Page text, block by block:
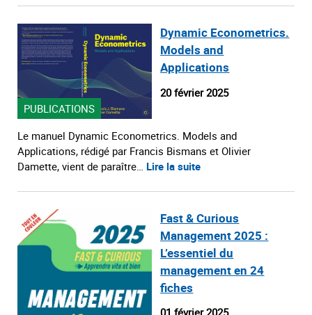
PUBLICATIONS
Dynamic Econometrics.
Models and
Applications
20 février 2025
Le manuel Dynamic Econometrics. Models and
Applications, rédigé par Francis Bismans et Olivier
Damette, vient de paraître… Lire la suite
Fast & Curious
Management 2025 :
L’essentiel du
management en 24
fiches